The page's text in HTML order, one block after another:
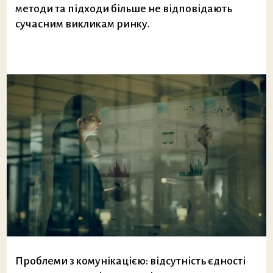
методи та підходи більше не відповідають
сучасним викликам ринку.
Проблеми з комунікацією: відсутність єдності